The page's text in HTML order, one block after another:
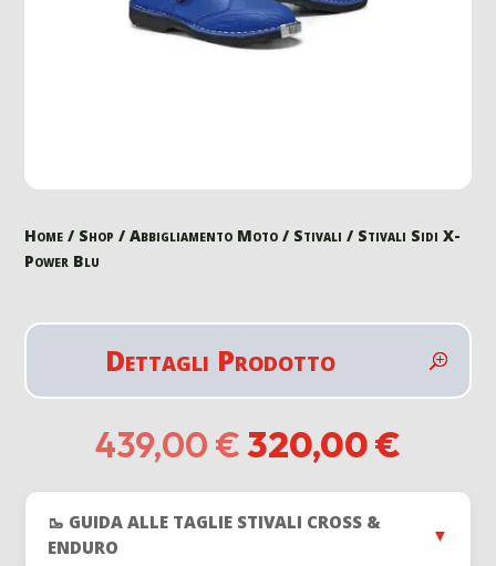
Home / Shop /Abbigliamento Moto / Stivali / Stivali Sidi X-
Power Blu
Dettagli Prodotto
439,00 €Il
prezzo
originale
era:
320,00€
🥾 GUIDA ALLE TAGLIE STIVALI CROSS &
ENDURO
▼